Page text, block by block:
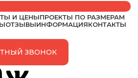
И ЦЕНЫПРОЕКТЫ ПО РАЗМЕРАМ
ОТЗЫВЫИНФОРМАЦИЯКОНТАКТЫ
ЗВОНОК